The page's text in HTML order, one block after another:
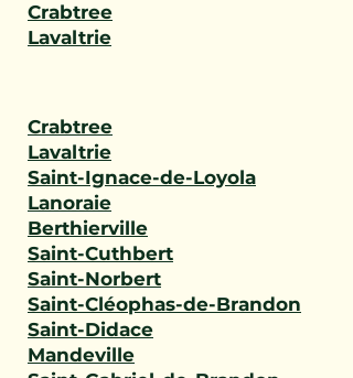
Crabtree
Lavaltrie
Crabtree
Lavaltrie
Saint-Ignace-de-Loyola
Lanoraie
Berthierville
Saint-Cuthbert
Saint-Norbert
Saint-Cléophas-de-Brandon
Saint-Didace
Mandeville